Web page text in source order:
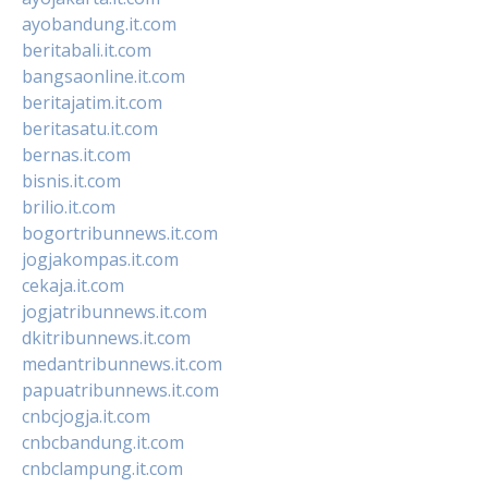
ayobandung.it.com
beritabali.it.com
bangsaonline.it.com
beritajatim.it.com
beritasatu.it.com
bernas.it.com
bisnis.it.com
brilio.it.com
bogortribunnews.it.com
jogjakompas.it.com
cekaja.it.com
jogjatribunnews.it.com
dkitribunnews.it.com
medantribunnews.it.com
papuatribunnews.it.com
cnbcjogja.it.com
cnbcbandung.it.com
cnbclampung.it.com